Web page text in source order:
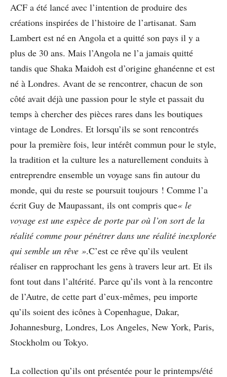
ACF a été lancé avec l’intention de produire des
créations inspirées de l’histoire de l’artisanat. Sam
Lambert est né en Angola et a quitté son pays il y a
plus de 30 ans. Mais l’Angola ne l’a jamais quitté
tandis que Shaka Maidoh est d’origine ghanéenne et est
né à Londres. Avant de se rencontrer, chacun de son
côté avait déjà une passion pour le style et passait du
temps à chercher des pièces rares dans les boutiques
vintage de Londres. Et lorsqu’ils se sont rencontrés
pour la première fois, leur intérêt commun pour le style,
la tradition et la culture les a naturellement conduits à
entreprendre ensemble un voyage sans fin autour du
monde, qui du reste se poursuit toujours ! Comme l’a
écrit Guy de Maupassant, ils ont compris que« le
voyage est une espèce de porte par où l’on sort de la
réalité comme pour pénétrer dans une réalité inexplorée
qui semble un rêve ».C’est ce rêve qu’ils veulent
réaliser en rapprochant les gens à travers leur art. Et ils
font tout dans l’altérité. Parce qu’ils vont à la rencontre
de l’Autre, de cette part d’eux-mêmes, peu importe
qu’ils soient des icônes à Copenhague, Dakar,
Johannesburg, Londres, Los Angeles, New York, Paris,
Stockholm ou Tokyo.
La collection qu’ils ont présentée pour le printemps/été